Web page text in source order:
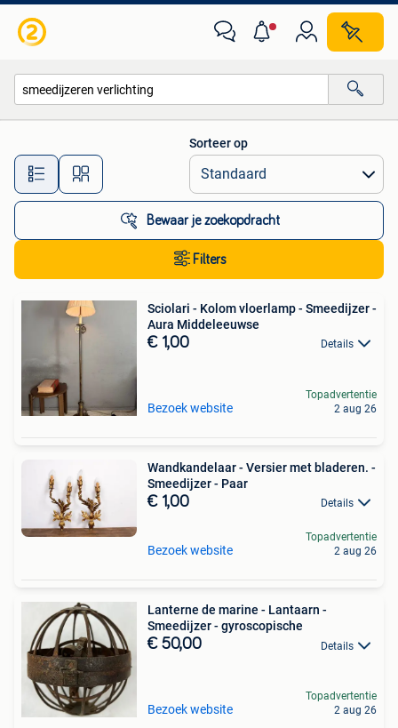
Alle afstanden…
Sorteer op
Bewaar je zoekopdracht
Filters
Sciolari - Kolom vloerlamp - Smeedijzer -
Aura Middeleeuwse
€ 1,00 Details
Bezoek website
Topadvertentie
2 aug 26
Wandkandelaar - Versier met bladeren. -
Smeedijzer - Paar
€ 1,00 Details
Bezoek website
Topadvertentie
2 aug 26
Lanterne de marine - Lantaarn -
Smeedijzer - gyroscopische
€ 50,00 Details
Bezoek website
Topadvertentie
2 aug 26